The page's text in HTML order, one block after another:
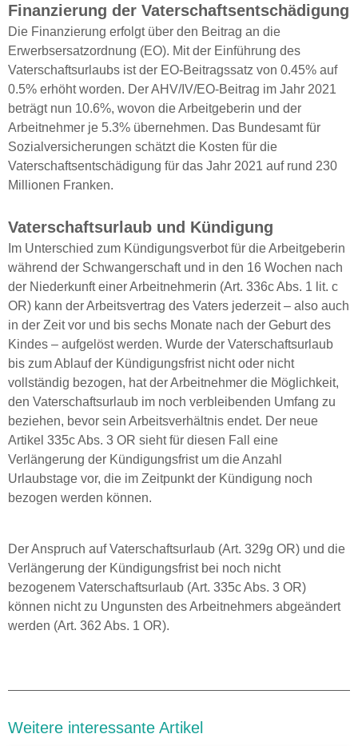
Finanzierung der Vaterschaftsentschädigung
Die Finanzierung erfolgt über den Beitrag an die
Erwerbsersatzordnung (EO). Mit der Einführung des
Vaterschaftsurlaubs ist der EO-Beitragssatz von 0.45% auf
0.5% erhöht worden. Der AHV/IV/EO-Beitrag im Jahr 2021
beträgt nun 10.6%, wovon die Arbeitgeberin und der
Arbeitnehmer je 5.3% übernehmen. Das Bundesamt für
Sozialversicherungen schätzt die Kosten für die
Vaterschaftsentschädigung für das Jahr 2021 auf rund 230
Millionen Franken.
Vaterschaftsurlaub und Kündigung
Im Unterschied zum Kündigungsverbot für die Arbeitgeberin
während der Schwangerschaft und in den 16 Wochen nach
der Niederkunft einer Arbeitnehmerin (Art. 336c Abs. 1 lit. c
OR) kann der Arbeitsvertrag des Vaters jederzeit – also auch
in der Zeit vor und bis sechs Monate nach der Geburt des
Kindes – aufgelöst werden. Wurde der Vaterschaftsurlaub
bis zum Ablauf der Kündigungsfrist nicht oder nicht
vollständig bezogen, hat der Arbeitnehmer die Möglichkeit,
den Vaterschaftsurlaub im noch verbleibenden Umfang zu
beziehen, bevor sein Arbeitsverhältnis endet. Der neue
Artikel 335c Abs. 3 OR sieht für diesen Fall eine
Verlängerung der Kündigungsfrist um die Anzahl
Urlaubstage vor, die im Zeitpunkt der Kündigung noch
bezogen werden können.
Der Anspruch auf Vaterschaftsurlaub (Art. 329g OR) und die
Verlängerung der Kündigungsfrist bei noch nicht
bezogenem Vaterschaftsurlaub (Art. 335c Abs. 3 OR)
können nicht zu Ungunsten des Arbeitnehmers abgeändert
werden (Art. 362 Abs. 1 OR).
Weitere interessante Artikel